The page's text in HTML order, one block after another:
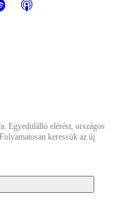
Egyedülálló elérést, országos
keressük az új